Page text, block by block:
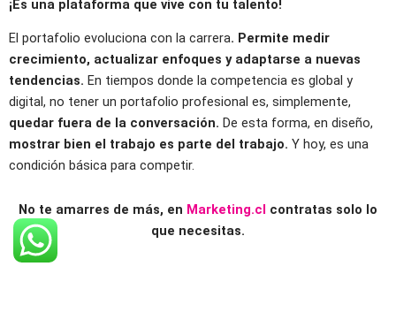
¡Es una plataforma que vive con tu talento!
El portafolio evoluciona con la carrera. Permite medir
crecimiento, actualizar enfoques y adaptarse a nuevas
tendencias. En tiempos donde la competencia es global y
digital, no tener un portafolio profesional es, simplemente,
quedar fuera de la conversación. De esta forma, en diseño,
mostrar bien el trabajo es parte del trabajo. Y hoy, es una
condición básica para competir.
No te amarres de más, en Marketing.cl contratas solo lo
que necesitas.